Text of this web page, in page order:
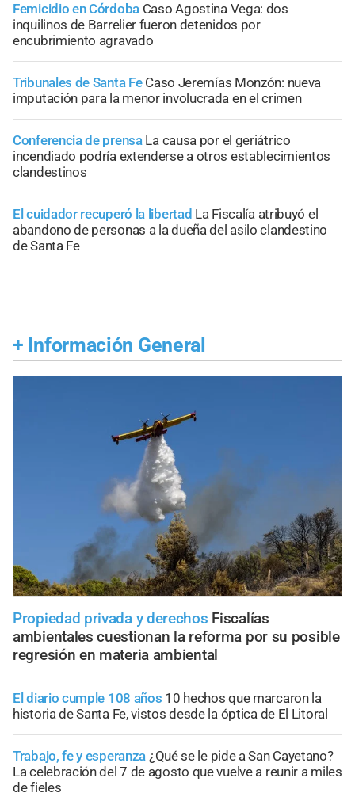
Femicidio en Córdoba Caso Agostina Vega: dos
inquilinos de Barrelier fueron detenidos por
encubrimiento agravado
Tribunales de Santa Fe Caso Jeremías Monzón: nueva
imputación para la menor involucrada en el crimen
Conferencia de prensa La causa por el geriátrico
incendiado podría extenderse a otros establecimientos
clandestinos
El cuidador recuperó la libertad La Fiscalía atribuyó el
abandono de personas a la dueña del asilo clandestino
de Santa Fe
+ Información General
Propiedad privada y derechos Fiscalías
ambientales cuestionan la reforma por su posible
regresión en materia ambiental
El diario cumple 108 años 10 hechos que marcaron la
historia de Santa Fe, vistos desde la óptica de El Litoral
Trabajo, fe y esperanza ¿Qué se le pide a San Cayetano?
La celebración del 7 de agosto que vuelve a reunir a miles
de fieles